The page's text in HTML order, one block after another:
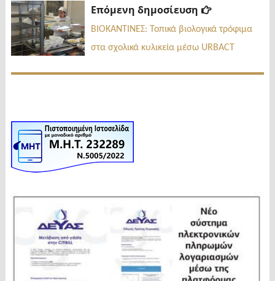
Επόμενη δημοσίευση
Επόμενη
ΒΙΟΚΑΝΤΙΝΕΣ: Τοπικά βιολογικά τρόφιμα
στα σχολικά κυλικεία μέσω URBACT